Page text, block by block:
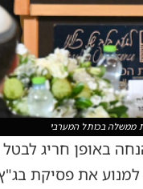
ממשלה בכותל המערבי
באופן חריג
את פסיקת